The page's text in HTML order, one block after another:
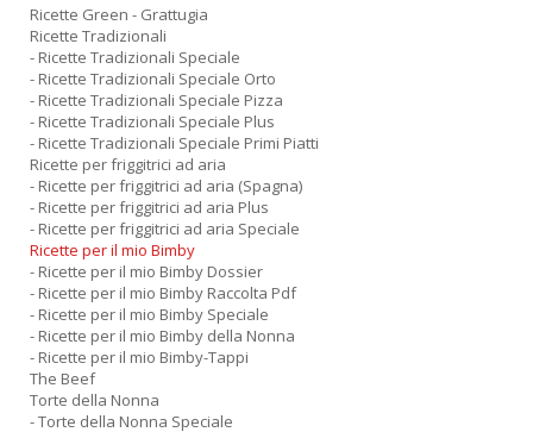
Ricette Green - Grattugia
Ricette Tradizionali
- Ricette Tradizionali Speciale
- Ricette Tradizionali Speciale Orto
- Ricette Tradizionali Speciale Pizza
- Ricette Tradizionali Speciale Plus
- Ricette Tradizionali Speciale Primi Piatti
Ricette per friggitrici ad aria
- Ricette per friggitrici ad aria (Spagna)
- Ricette per friggitrici ad aria Plus
- Ricette per friggitrici ad aria Speciale
Ricette per il mio Bimby
- Ricette per il mio Bimby Dossier
- Ricette per il mio Bimby Raccolta Pdf
- Ricette per il mio Bimby Speciale
- Ricette per il mio Bimby della Nonna
- Ricette per il mio Bimby-Tappi
The Beef
Torte della Nonna
- Torte della Nonna Speciale